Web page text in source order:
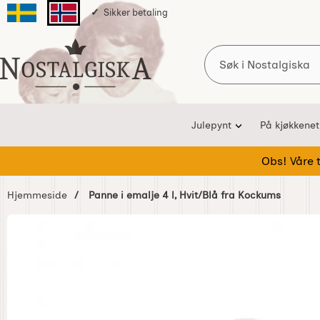
Svenska sidanNorska sidan
Sikker betaling
Startsiden for Nostalgiska
Søk
Julepynt På kjøkkenet
Obs! Våre
Hjemmeside Panne i emalje 4 l, Hvit/Blå fra Kockums